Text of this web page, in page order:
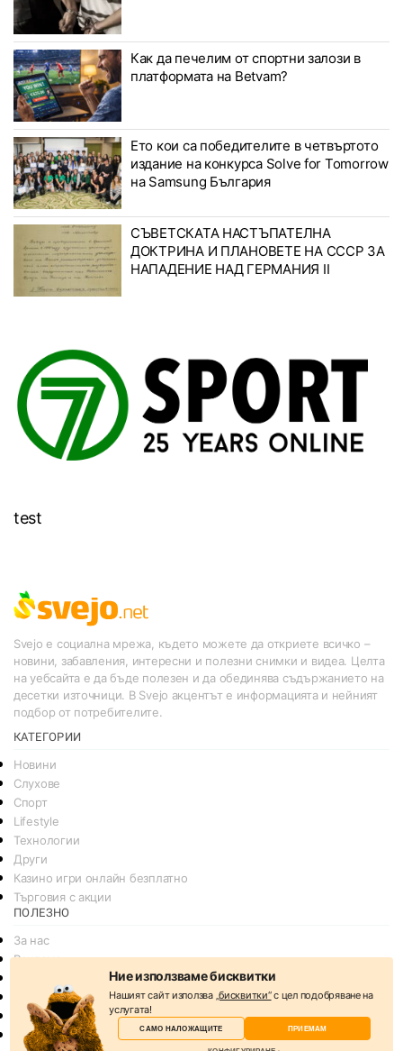
Как да печелим от спортни залози в
платформата на Betvam?
Ето кои са победителите в четвъртото
издание на конкурса Solve for Tomorrow
на Samsung България
СЪВЕТСКАТА НАСТЪПАТЕЛНА
ДОКТРИНА И ПЛАНОВЕТЕ НА СССР ЗА
НАПАДЕНИЕ НАД ГЕРМАНИЯ II
test
Svejo е социална мрежа, където можете да откриете всичко –
новини, забавления, интересни и полезни снимки и видеа. Целта
на уебсайта е да бъде полезен и да обединява съдържанието на
десетки източници. В Svejo акцентът е информацията и нейният
подбор от потребителите.
КАТЕГОРИИ
Новини
Слухове
Спорт
Lifestyle
Технологии
Други
Казино игри онлайн безплатно
Търговия с акции
ПОЛЕЗНО
За нас
Реклама
Условия за споделяне
Политика за поверителснот
Политика на Бисквитките
Ние използваме бисквитки
Нашият сайт използва „бисквитки“с цел подобряване на
услугата!
САМО НАЛОЖАЩИТЕ ПРИЕМАМ